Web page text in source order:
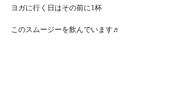
ヨガに行く日はその前に1杯
このスムージーを飲んでいます♬